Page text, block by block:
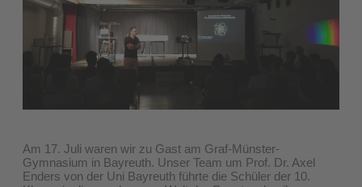
Am 17. Juli waren wir zu Gast am Graf-Münster-
Gymnasium in Bayreuth. Unser Team um Prof. Dr. Axel
Enders von der Uni Bayreuth führte die Schüler der 10.